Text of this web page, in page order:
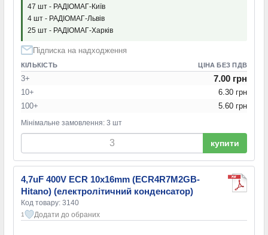
47 шт - РАДІОМАГ-Київ
4 шт - РАДІОМАГ-Львів
25 шт - РАДІОМАГ-Харків
Підписка на надходження
КІЛЬКІСТЬ ЦІНА БЕЗ ПДВ
3+ 7.00 грн
10+
6.30 грн
100+
5.60 грн
Мінімальне замовлення: 3 шт
купити
4,7uF 400V ECR 10x16mm (ECR4R7M2GB-
Hitano) (електролітичний конденсатор)
Код товару: 3140
1 Додати до обраних